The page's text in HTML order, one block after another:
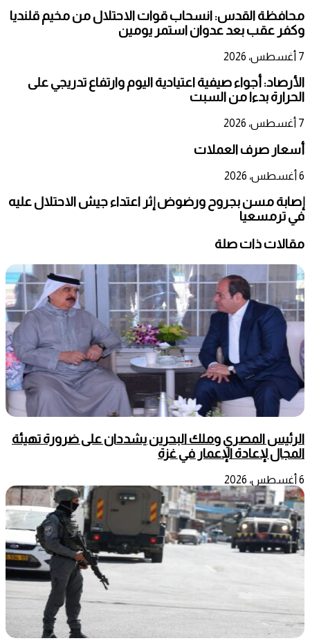
محافظة القدس: انسحاب قوات الاحتلال من مخيم قلنديا
وكفر عقب بعد عدوان استمر يومين
7 أغسطس، 2026
الأرصاد: أجواء صيفية اعتيادية اليوم وارتفاع تدريجي على
الحرارة بدءا من السبت
7 أغسطس، 2026
أسعار صرف العملات
6 أغسطس، 2026
إصابة مسن بجروح ورضوض إثر اعتداء جيش الاحتلال عليه
في ترمسعيا
مقالات ذات صلة
الرئيس المصري وملك البحرين يشددان على ضرورة تهيئة
المجال لإعادة الإعمار في غزة
6 أغسطس، 2026